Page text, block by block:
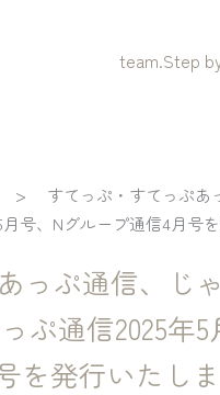
team.Step
>
すてっぷ・すてっぷあ
号、Nグループ通信4月号
っぷ通信、じ
ぷ通信2025年
を発行いたし